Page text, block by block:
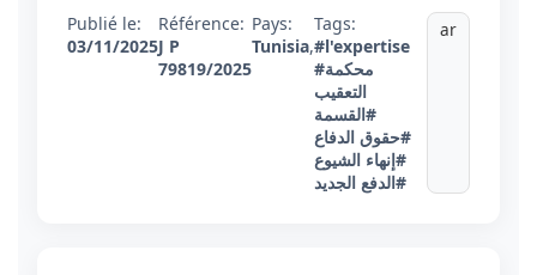
Publié le:
03/11/2025
Référence:
J P
79819/2025
Pays:
Tunisia,
Tags:
#l'expertise
#محكمة
التعقيب
#القسمة
#حقوق الدفاع
#إنهاء الشيوع
#الدفع الجديد
ar